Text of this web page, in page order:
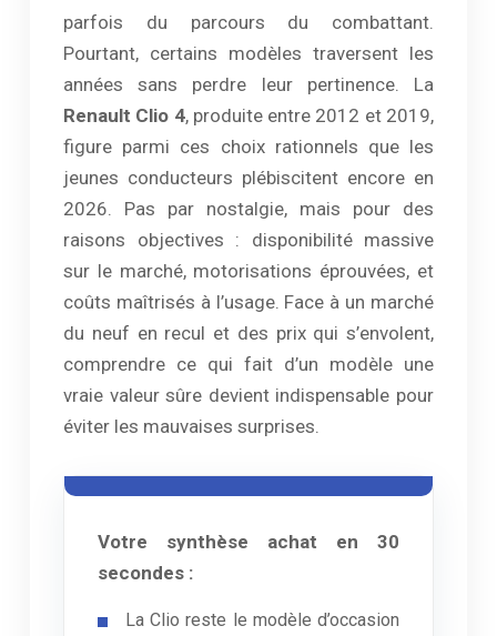
parfois du parcours du combattant.
Pourtant, certains modèles traversent les
années sans perdre leur pertinence. La
Renault Clio 4, produite entre 2012 et 2019,
figure parmi ces choix rationnels que les
jeunes conducteurs plébiscitent encore en
2026. Pas par nostalgie, mais pour des
raisons objectives : disponibilité massive
sur le marché, motorisations éprouvées, et
coûts maîtrisés à l’usage. Face à un marché
du neuf en recul et des prix qui s’envolent,
comprendre ce qui fait d’un modèle une
vraie valeur sûre devient indispensable pour
éviter les mauvaises surprises.
Votre synthèse achat en 30
secondes :
La Clio reste le modèle d’occasion